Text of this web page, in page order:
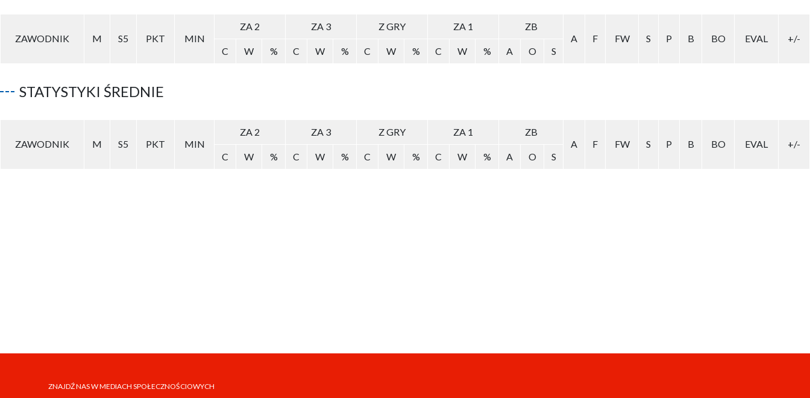
ZAWODNIK M S5 PKT MIN
ZA 2 ZA 3 Z GRY ZA 1
ZB
A
F FW S P B BO EVAL
+/-
C
W % C W % C W % C W % A O S
STATYSTYKI ŚREDNIE
ZAWODNIK M S5 PKT MIN
ZA 2 ZA 3 Z GRY ZA 1
ZB
A
F FW S P B BO EVAL
+/-
C
W % C W % C W % C W % A O S
ZNAJDŹ NAS W MEDIACH SPOŁECZNOŚCIOWYCH